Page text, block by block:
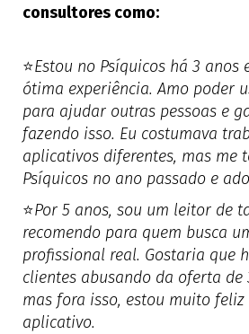
consultores como:
⭐Estou no Psíquicos há 3 anos
ótima experiência. Amo poder
para ajudar outras pessoas e
fazendo isso. Eu costumava
aplicativos diferentes, mas me
Psíquicos no ano passado e
⭐Por 5 anos, sou um leitor de
recomendo para quem busca
profissional real. Gostaria que
clientes abusando da oferta de
mas fora isso, estou muito feliz
aplicativo.